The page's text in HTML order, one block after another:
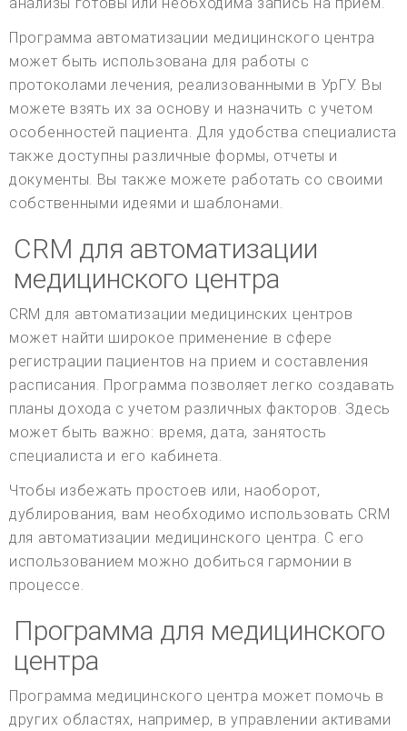
Программа автоматизации медицинского центра
может быть использована для работы с
протоколами лечения, реализованными в УрГУ. Вы
можете взять их за основу и назначить с учетом
особенностей пациента. Для удобства специалиста
также доступны различные формы, отчеты и
документы. Вы также можете работать со своими
собственными идеями и шаблонами.
CRM для автоматизации
медицинского центра
CRM для автоматизации медицинских центров
может найти широкое применение в сфере
регистрации пациентов на прием и составления
расписания. Программа позволяет легко создавать
планы дохода с учетом различных факторов. Здесь
может быть важно: время, дата, занятость
специалиста и его кабинета.
Чтобы избежать простоев или, наоборот,
дублирования, вам необходимо использовать CRM
для автоматизации медицинского центра. С его
использованием можно добиться гармонии в
процессе.
Программа для медицинского
центра
Программа медицинского центра может помочь в
других областях, например, в управлении активами